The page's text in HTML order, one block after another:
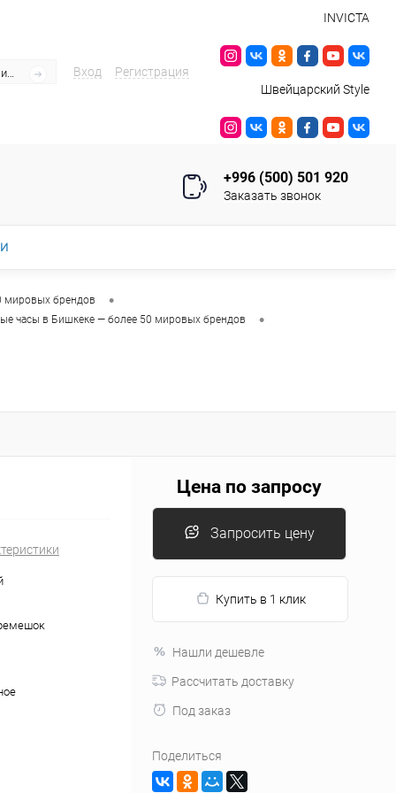
Вход Регистрация
INVICTA
Швейцарский Style
+996 (500) 501 920
Заказать звонок
мировых брендов •
часы в Бишкеке — более 50 мировых брендов •
Цена по запросу
Запросить цену
Купить в 1 клик
Нашли дешевле
Рассчитать доставку
Под заказ
Поделиться